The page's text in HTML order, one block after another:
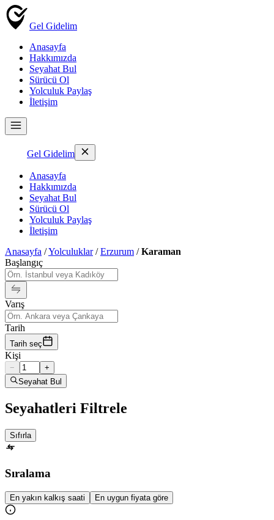
Gel Gidelim
Anasayfa
Hakkımızda
Seyahat Bul
Sürücü Ol
Yolculuk Paylaş
İletişim
Gel Gidelim
Anasayfa
Hakkımızda
Seyahat Bul
Sürücü Ol
Yolculuk Paylaş
İletişim
Anasayfa /Yolculuklar/Erzurum /Karaman
Başlangıç
Varış
Tarih
Tarih seç
Kişi
−
+
Seyahat Bul
Seyahatleri Filtrele
Sıfırla
Sıralama
En yakın kalkış saati En uygun fiyata göre